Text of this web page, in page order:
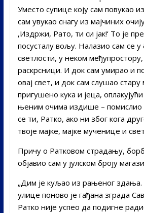
Уместо супице коју сам повукао
сам увукао снагу из мајчиних
,Издржи, Рато, ти си јак!‘ То је
посусталу вољу. Налазио сам се у
светлости, у неком
раскрсници. И док сам умирао и
овај свет, и док сам слушао стару
пригушено кука и јеца,
њеним очима издише –
се ти, Ратко, ако ни због кога
твоје мајке, мајке мученице и
Причу о Ратковом страдању,
објавио сам у јулском броју
„Дим је куљао из рањеног здања.
улице поново је гађана зграда
Ратко није успео да подигне